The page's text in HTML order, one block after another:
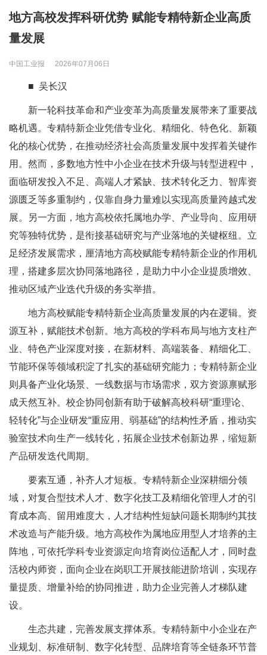
地方高校发挥科研优势 赋能专精特新企业高质
量发展
中国工业报 2026年07月06日
■ 吴长汉
新一轮科技革命和产业变革为高质量发展带来了重要战
略机遇。专精特新企业凭借专业化、精细化、特色化、新颖
化的核心优势，在推动经济社会高质量发展中发挥着关键作
用。然而，多数地方性中小企业在技术升级与转型进程中，
面临研发投入不足、高端人才紧缺、技术转化乏力、智库资
源匮乏等多重制约，仅靠自身力量难以实现高质量跨越式发
展。另一方面，地方高校依托属地办学、产业导向、应用研
究等独特优势，是衔接基础研究与产业落地的关键枢纽。立
足经济发展需求，厘清地方高校赋能专精特新企业的作用机
理，搭建多层次协同落地路径，是助力中小企业提质增效、
推动区域产业迭代升级的务实举措。
地方高校赋能专精特新企业高质量发展的内在逻辑。资
源互补，赋能技术创新。地方高校的学科布局与地方支柱产
业、特色产业深度对接，在新材料、高端装备、精细化工、
节能环保等领域积淀了扎实的基础研究能力；专精特新企业
则具备产业化场景、一线数据与市场需求，双方资源禀赋形
成天然互补。校企协同创新有助于破解高校科研“重理论、
轻转化”与企业研发“重应用、弱基础”的结构性矛盾，推动实
验室技术向生产一线转化，拓展企业技术创新边界，缩短新
产品研发迭代周期。
要素互通，补齐人才短板。专精特新企业深耕细分领
域，对复合型技术人才、数字化技工及精细化管理人才的引
育成本高、留用难度大，人才结构性短缺问题长期制约其技
术改造与产能升级。地方高校作为属地应用型人才培养的主
阵地，可依托学科专业资源定向培育岗位适配人才，同时盘
活校内师资，面向企业在岗职工开展技能进阶培训，实现存
量提质、增量补给的协同推进，助力企业完善人才梯队建
设。
生态共建，完善发展支撑体系。专精特新中小企业在产
业规划、标准研制、数字化转型、品牌培育等全链条环节普